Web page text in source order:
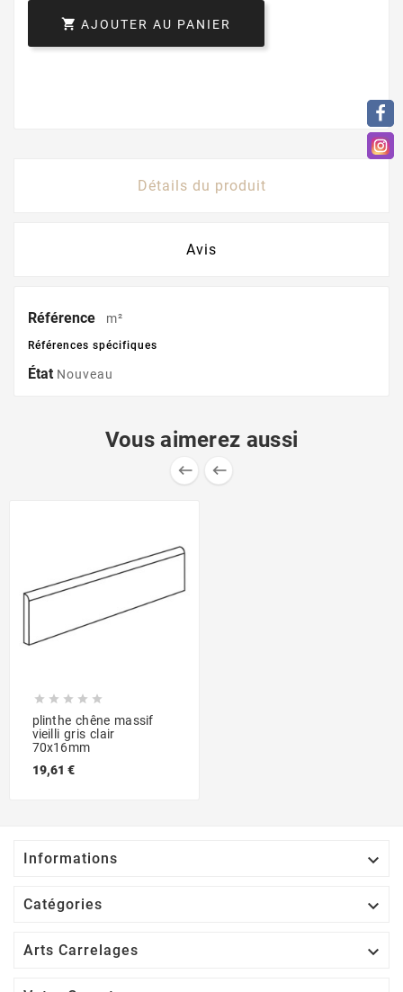
 AJOUTER AU PANIER
Détails du produit
Avis
Référence m²
Références spécifiques
État Nouveau
Vous aimerez aussi
 
    
plinthe chêne massif
vieilli gris clair
70x16mm
19,61 €
Informations 
Catégories 
Arts Carrelages 